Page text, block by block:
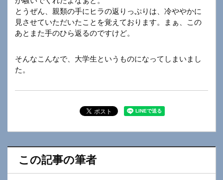
とうぜん、親類の手にヒラの返りっぷりは、冷ややかに
見させていただいたことを覚えております。まぁ、この
あとまた手のひら返るのですけど。
そんなこんなで、大学生というものになってしまいまし
た。
この記事の筆者